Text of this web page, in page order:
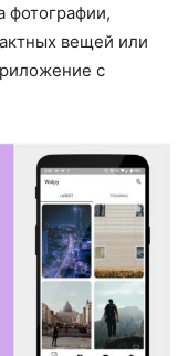
фотографии,
вещей или
с